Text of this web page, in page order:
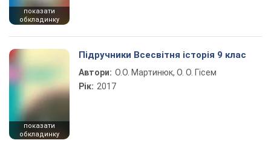
показати
обкладинку
показати
обкладинку
Підручники Всесвітня історія 9 клас
Автори: О.О. Мартинюк, О. О. Гісем
Рік: 2017